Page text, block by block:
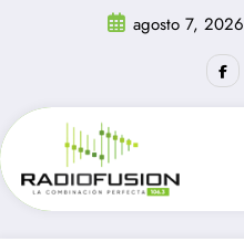
agosto 7, 2026